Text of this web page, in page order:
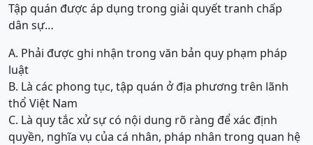
Tập quán được áp dụng trong giải quyết tranh chấp
dân sự…
A. Phải được ghi nhận trong văn bản quy phạm pháp
luật
B. Là các phong tục, tập quán ở địa phương trên lãnh
thổ Việt Nam
C. Là quy tắc xử sự có nội dung rõ ràng để xác định
quyền, nghĩa vụ của cá nhân, pháp nhân trong quan hệ